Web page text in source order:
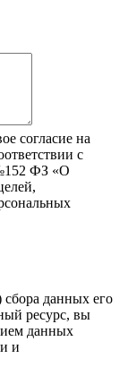
согласие на
с
ФЗ «О
данных его
ресурс, вы
данных
и